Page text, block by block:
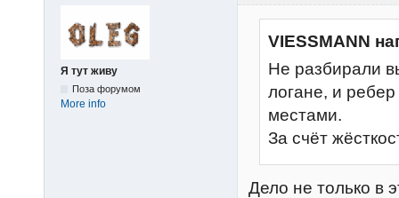
Я тут живу
Поза форумом
More info
VIESSMANN
Не разбирали
логане, и
местами.
За счёт
Дело не только в